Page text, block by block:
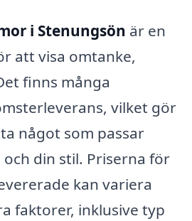
i Stenungsön är en
att visa omtanke,
finns många
vilket gör
något som passar
din stil. Priserna för
kan variera
faktorer, inklusive typ